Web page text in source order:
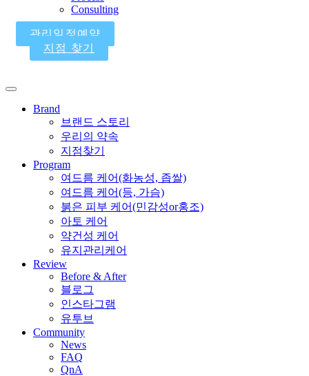
Consulting
관리일정예약
지점 찾기
Brand
브랜드 스토리
우리의 약속
지점찾기
Program
여드름 케어(화농성, 좁쌀)
여드름 케어(등, 가슴)
붉은 피부 케어(민감성or홍조)
아토 케어
약건성 케어
유지관리케어
Review
Before & After
블로그
인스타그램
유투브
Community
News
FAQ
QnA